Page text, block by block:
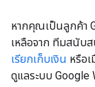
หากคุณเป็นลูกค้า
เหลือจาก ทีมสนับ
เรียกเก็บเงิน หรือ
ดูแลระบบ Google